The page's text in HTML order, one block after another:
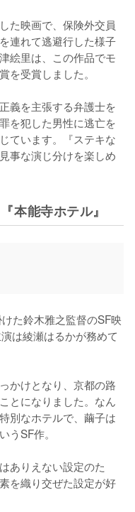
た映画で、保険外交員
連れて逃避行した様子
絵里は、この作品でモ
を受賞しました。
義を主張する弁護士を
を犯した男性に逃亡を
ています。『ステキな
事な演じ分けを楽しめ
本能寺ホテル』
た鈴木雅之監督のSF映
は綾瀬はるかが務めて
かけとなり、京都の路
とになりました。なん
別なホテルで、繭子は
うSF作。
ありえない設定のた
を織り交ぜた設定が好